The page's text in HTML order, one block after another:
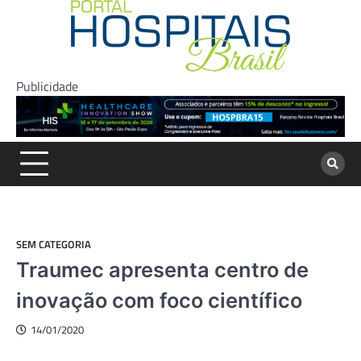
Publicidade
SEM CATEGORIA
Traumec apresenta centro de
inovação com foco científico
14/01/2020